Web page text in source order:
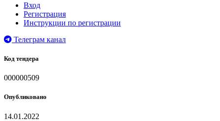
Вход
Регистрация
Инструкции по регистрации
Телеграм канал
Код тендера
000000509
Опубликовано
14.01.2022